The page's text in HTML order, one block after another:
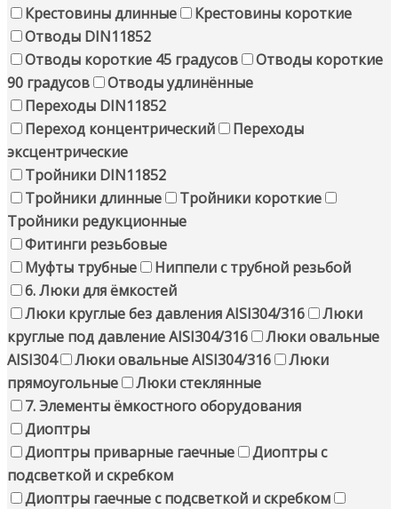
Крестовины длинные
Крестовины короткие
Отводы DIN11852
Отводы короткие 45 градусов
Отводы короткие
90 градусов
Отводы удлинённые
Переходы DIN11852
Переход концентрический
Переходы
эксцентрические
Тройники DIN11852
Тройники длинные
Тройники короткие
Тройники редукционные
Фитинги резьбовые
Муфты трубные
Ниппели с трубной резьбой
6. Люки для ёмкостей
Люки круглые без давления AISI304/316
Люки
круглые под давление AISI304/316
Люки овальные
AISI304
Люки овальные AISI304/316
Люки
прямоугольные
Люки стеклянные
7. Элементы ёмкостного оборудования
Диоптры
Диоптры приварные гаечные
Диоптры с
подсветкой и скребком
Диоптры гаечные с подсветкой и скребком